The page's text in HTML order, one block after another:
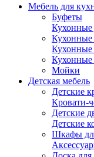
Мебель для
Буфеты
Кухонные
Кухонные
Кухонные
Мойки
Детская мебель
Детские
Кровати-
Детские
Детские
Шкафы